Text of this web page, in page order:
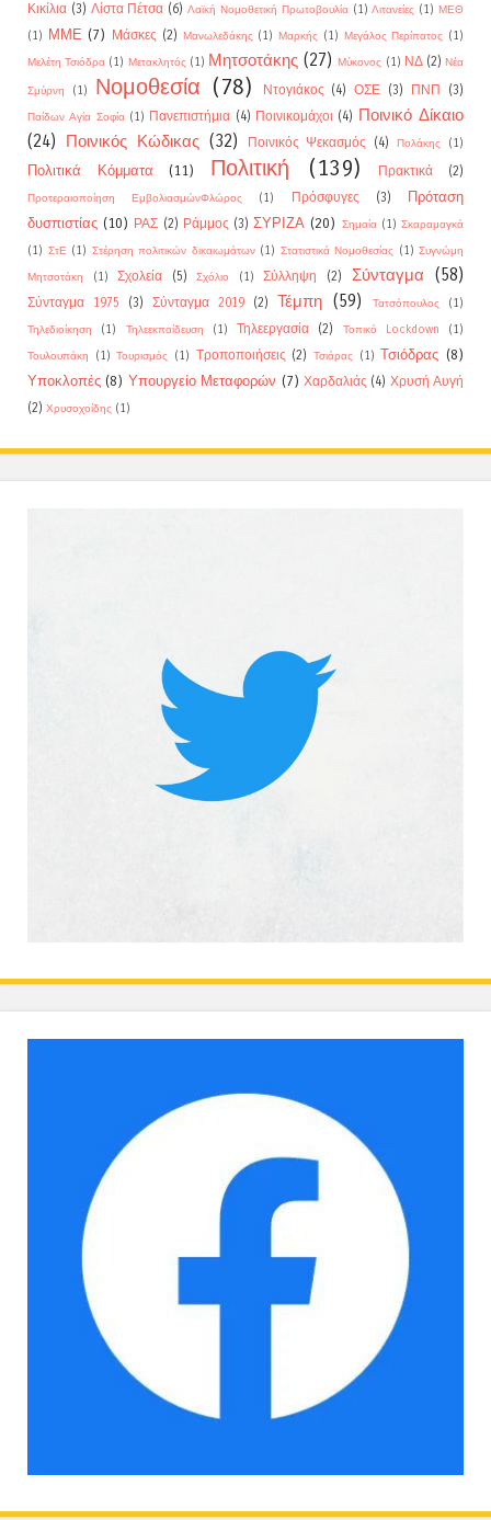
Κικίλια (3) Λίστα Πέτσα (6) Λαϊκή Νομοθετική Πρωτοβουλία (1) Λιτανείες (1) ΜΕΘ
(1)
ΜΜΕ (7) Μάσκες (2) Μανωλεδάκης (1) Μαρκής (1) Μεγάλος Περίπατος (1)
Μελέτη Τσιόδρα (1) Μετακλητός (1) Μητσοτάκης (27) Μύκονος (1) ΝΔ (2) Νέα
Σμύρνη (1) Νομοθεσία (78) Ντογιάκος (4) ΟΣΕ (3) ΠΝΠ (3)
Παίδων Αγία Σοφία (1) Πανεπιστήμια (4) Ποινικομάχοι (4) Ποινικό Δίκαιο
(24)
Ποινικός Κώδικας (32) Ποινικός Ψεκασμός (4) Πολάκης (1)
Πολιτικά Κόμματα (11) Πολιτική (139) Πρακτικά (2)
Προτεραιοποίηση ΕμβολιασμώνΦλώρος (1) Πρόσφυγες (3)
Πρόταση
δυσπιστίας (10) ΡΑΣ (2) Ράμμος (3) ΣΥΡΙΖΑ (20) Σημαία (1) Σκαραμαγκά
(1) ΣτΕ (1) Στέρηση πολιτικών δικαιωμάτων (1) Στατιστικά Νομοθεσίας (1) Συγνώμη
Μητσοτάκη
(1) Σχολεία (5) Σχόλιο (1) Σύλληψη (2) Σύνταγμα (58)
Σύνταγμα 1975 (3) Σύνταγμα 2019 (2) Τέμπη (59) Τατσόπουλος
(1)
Τηλεδιοίκηση
(1) Τηλεεκπαίδευση (1) Τηλεεργασία (2) Τοπικό Lockdown
(1)
Τουλουπάκη
(1) Τουρισμός (1) Τροποποιήσεις (2) Τσιάρας (1) Τσιόδρας (8)
Υποκλοπές (8) Υπουργείο Μεταφορών (7) Χαρδαλιάς (4) Χρυσή Αυγή
(2) Χρυσοχοίδης (1)